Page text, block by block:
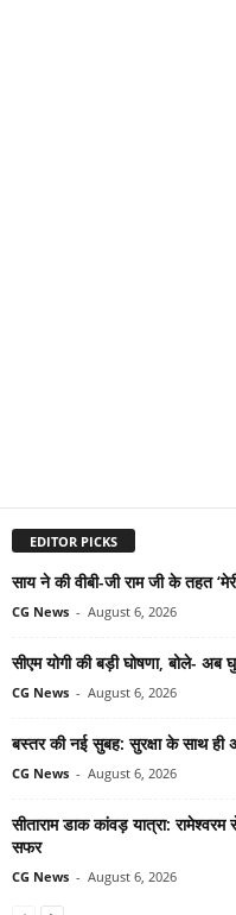
EDITOR PICKS
साय ने की वीबी-जी राम जी के तहत
CG News - August 6, 2026
सीएम योगी की बड़ी घोषणा, बोले-
CG News - August 6, 2026
बस्तर की नई सुबह: सुरक्षा के साथ ही
CG News - August 6, 2026
सीताराम डाक कांवड़ यात्रा:
सफर
CG News - August 6, 2026